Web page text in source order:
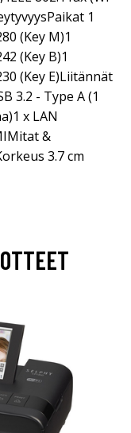
1
(Key M)1
(Key B)1
(Key E)Liitännät
3.2 - Type A (1
x LAN
&
3.7 cm